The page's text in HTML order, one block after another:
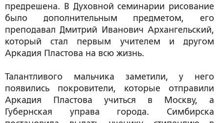
предрешена. В Духовной семинарии рисование
было дополнительным предметом, его
преподавал Дмитрий Иванович Архангельский,
который стал первым учителем и другом
Аркадия Пластова на всю жизнь.
Талантливого мальчика заметили, у него
появились покровители, которые отправили
Аркадия Пластова учиться в Москву, а
Губернская управа города. Симбирска